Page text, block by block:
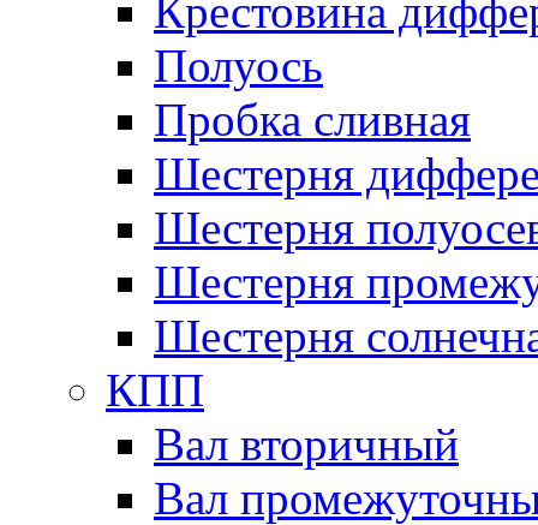
Крестовина
Полуось
Пробка сливная
Шестерня
Шестерня
Шестерня
Шестерня
КПП
Вал вторичный
Вал